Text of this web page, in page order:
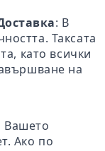
: В
Таксата
като всички
на
Вашето
Ако по